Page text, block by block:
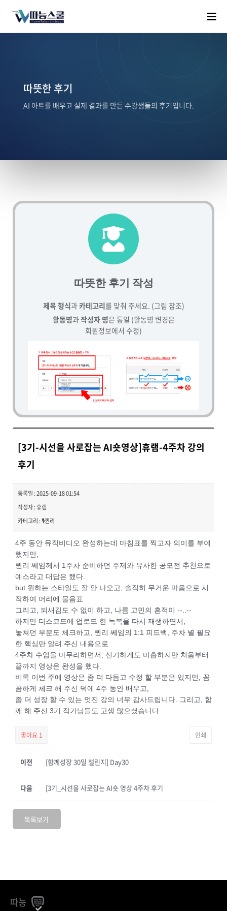
따뜻한 후기
AI 아트를 배우고 실제 결과를 만든 수강생들의 후기입니다.
따뜻한 후기 작성
제목 형식과카테고리를 맞춰 주세요. (그림 참조)
활동명과작성자 명은 통일 (활동명 변경은
회원정보에서 수정)
[3기-시선을 사로잡는 AI숏영상]휴램-4주차 강의
후기
등록일 : 2025-09-18 01:54
작성자 : 휴램
카테고리 : 🎙️퀸리
4주 동안 뮤직비디오 완성하는데 마침표를 찍고자 의미를 부여
했지만,
퀸리 쎄임께서 1주차 준비하던 주제와 유사한 공모전 추천으로
예스라고 대답은 했다.
but 원하는 스타일도 잘 안 나오고, 솔직히 무거운 마음으로 시
작하여 머리에 물음표
그리고, 되새김도 수 없이 하고, 나름 고민의 흔적이 --..--
하지만 디스코드에 업로드 한 녹복을 다시 재생하면서,
놓쳐던 부분도 체크하고, 퀸리 쎄임의 1:1 피드백, 주차 별 필요
한 핵심만 알려 주신 내용으로
4주차 수업을 마무리하면서, 신기하게도 미흡하지만 처음부터
끝까지 영상은 완성을 했다.
비록 이번 주에 영상은 좀 더 다듬고 수정 할 부분은 있지만, 꼼
꼼하게 체크 해 주신 덕에 4주 동안 배우고,
좀 더 성장 할 수 있는 멋진 강의 너무 감사드립니다. 그리고, 함
께 해 주신 3기 작가님들도 고생 많으셨습니다.
좋아요 1 인쇄
이전 [함께성장 30일 챌린지] Day30
[3기_시선을 사로잡는 AI숏 영상 4주차 후기
다음
목록보기
따능